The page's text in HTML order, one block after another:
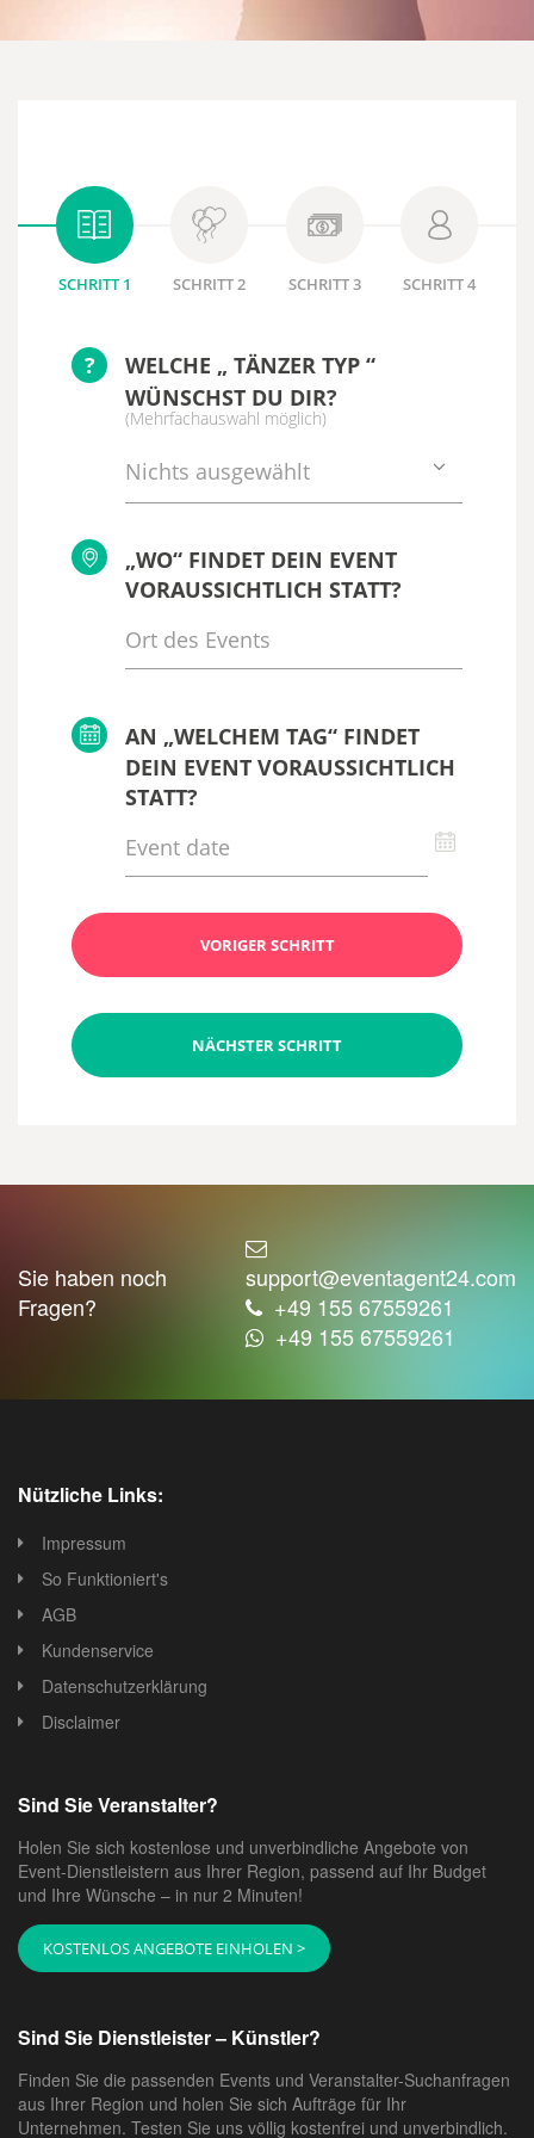
SCHRITT 1 SCHRITT 2 SCHRITT 3 SCHRITT 4
?
WELCHE „ TÄNZER TYP “
WÜNSCHST DU DIR?
(Mehrfachauswahl möglich)
Nichts ausgewählt
„WO“ FINDET DEIN EVENT
VORAUSSICHTLICH STATT?
AN „WELCHEM TAG“ FINDET
DEIN EVENT VORAUSSICHTLICH
STATT?
VORIGER SCHRITT
NÄCHSTER SCHRITT
Sie haben noch
Fragen?
support@eventagent24.com
+49 155 67559261
+49 155 67559261
Nützliche Links:
Impressum
So Funktioniert's
AGB
Kundenservice
Datenschutzerklärung
Disclaimer
Sind Sie Veranstalter?
Holen Sie sich kostenlose und unverbindliche Angebote von
Event-Dienstleistern aus Ihrer Region, passend auf Ihr Budget
und Ihre Wünsche – in nur 2 Minuten!
KOSTENLOS ANGEBOTE EINHOLEN >
Sind Sie Dienstleister – Künstler?
Finden Sie die passenden Events und Veranstalter-Suchanfragen
aus Ihrer Region und holen Sie sich Aufträge für Ihr
Unternehmen. Testen Sie uns völlig kostenfrei und unverbindlich.